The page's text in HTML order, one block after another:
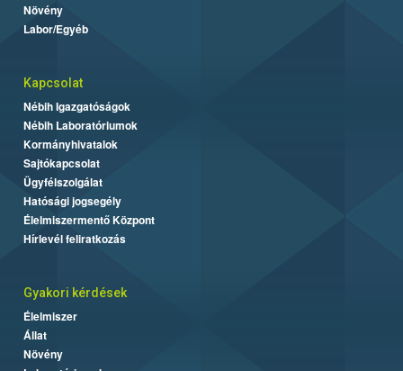
Növény
Labor/Egyéb
Kapcsolat
Nébih Igazgatóságok
Nébih Laboratóriumok
Kormányhivatalok
Sajtókapcsolat
Ügyfélszolgálat
Hatósági jogsegély
Élelmiszermentő Központ
Hírlevél feliratkozás
Gyakori kérdések
Élelmiszer
Állat
Növény